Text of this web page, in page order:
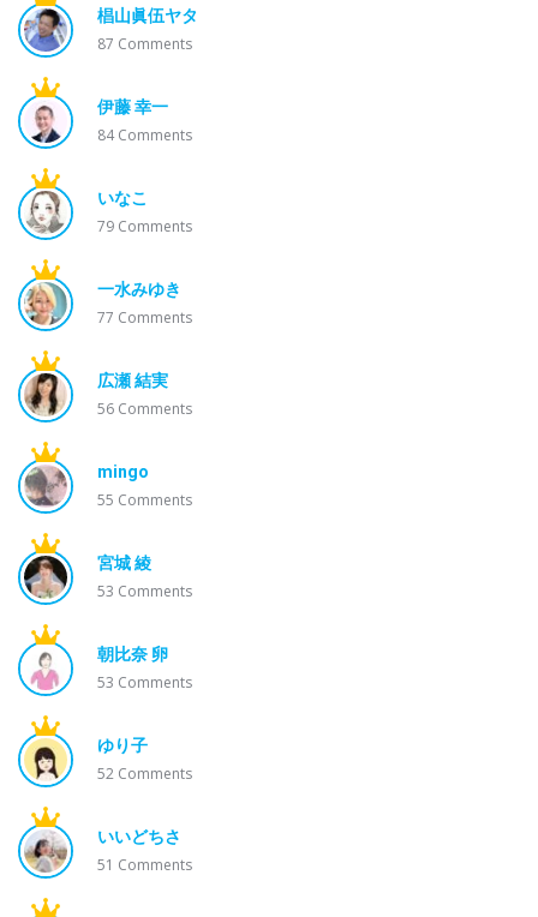
椙山眞伍ヤタ
87 Comments
伊藤 幸一
84Comments
いなこ
79 Comments
一水みゆき
77 Comments
広瀬 結実
56 Comments
mingo
55 Comments
宮城 綾
53 Comments
朝比奈 卵
53 Comments
ゆり子
52 Comments
いいどちさ
51 Comments